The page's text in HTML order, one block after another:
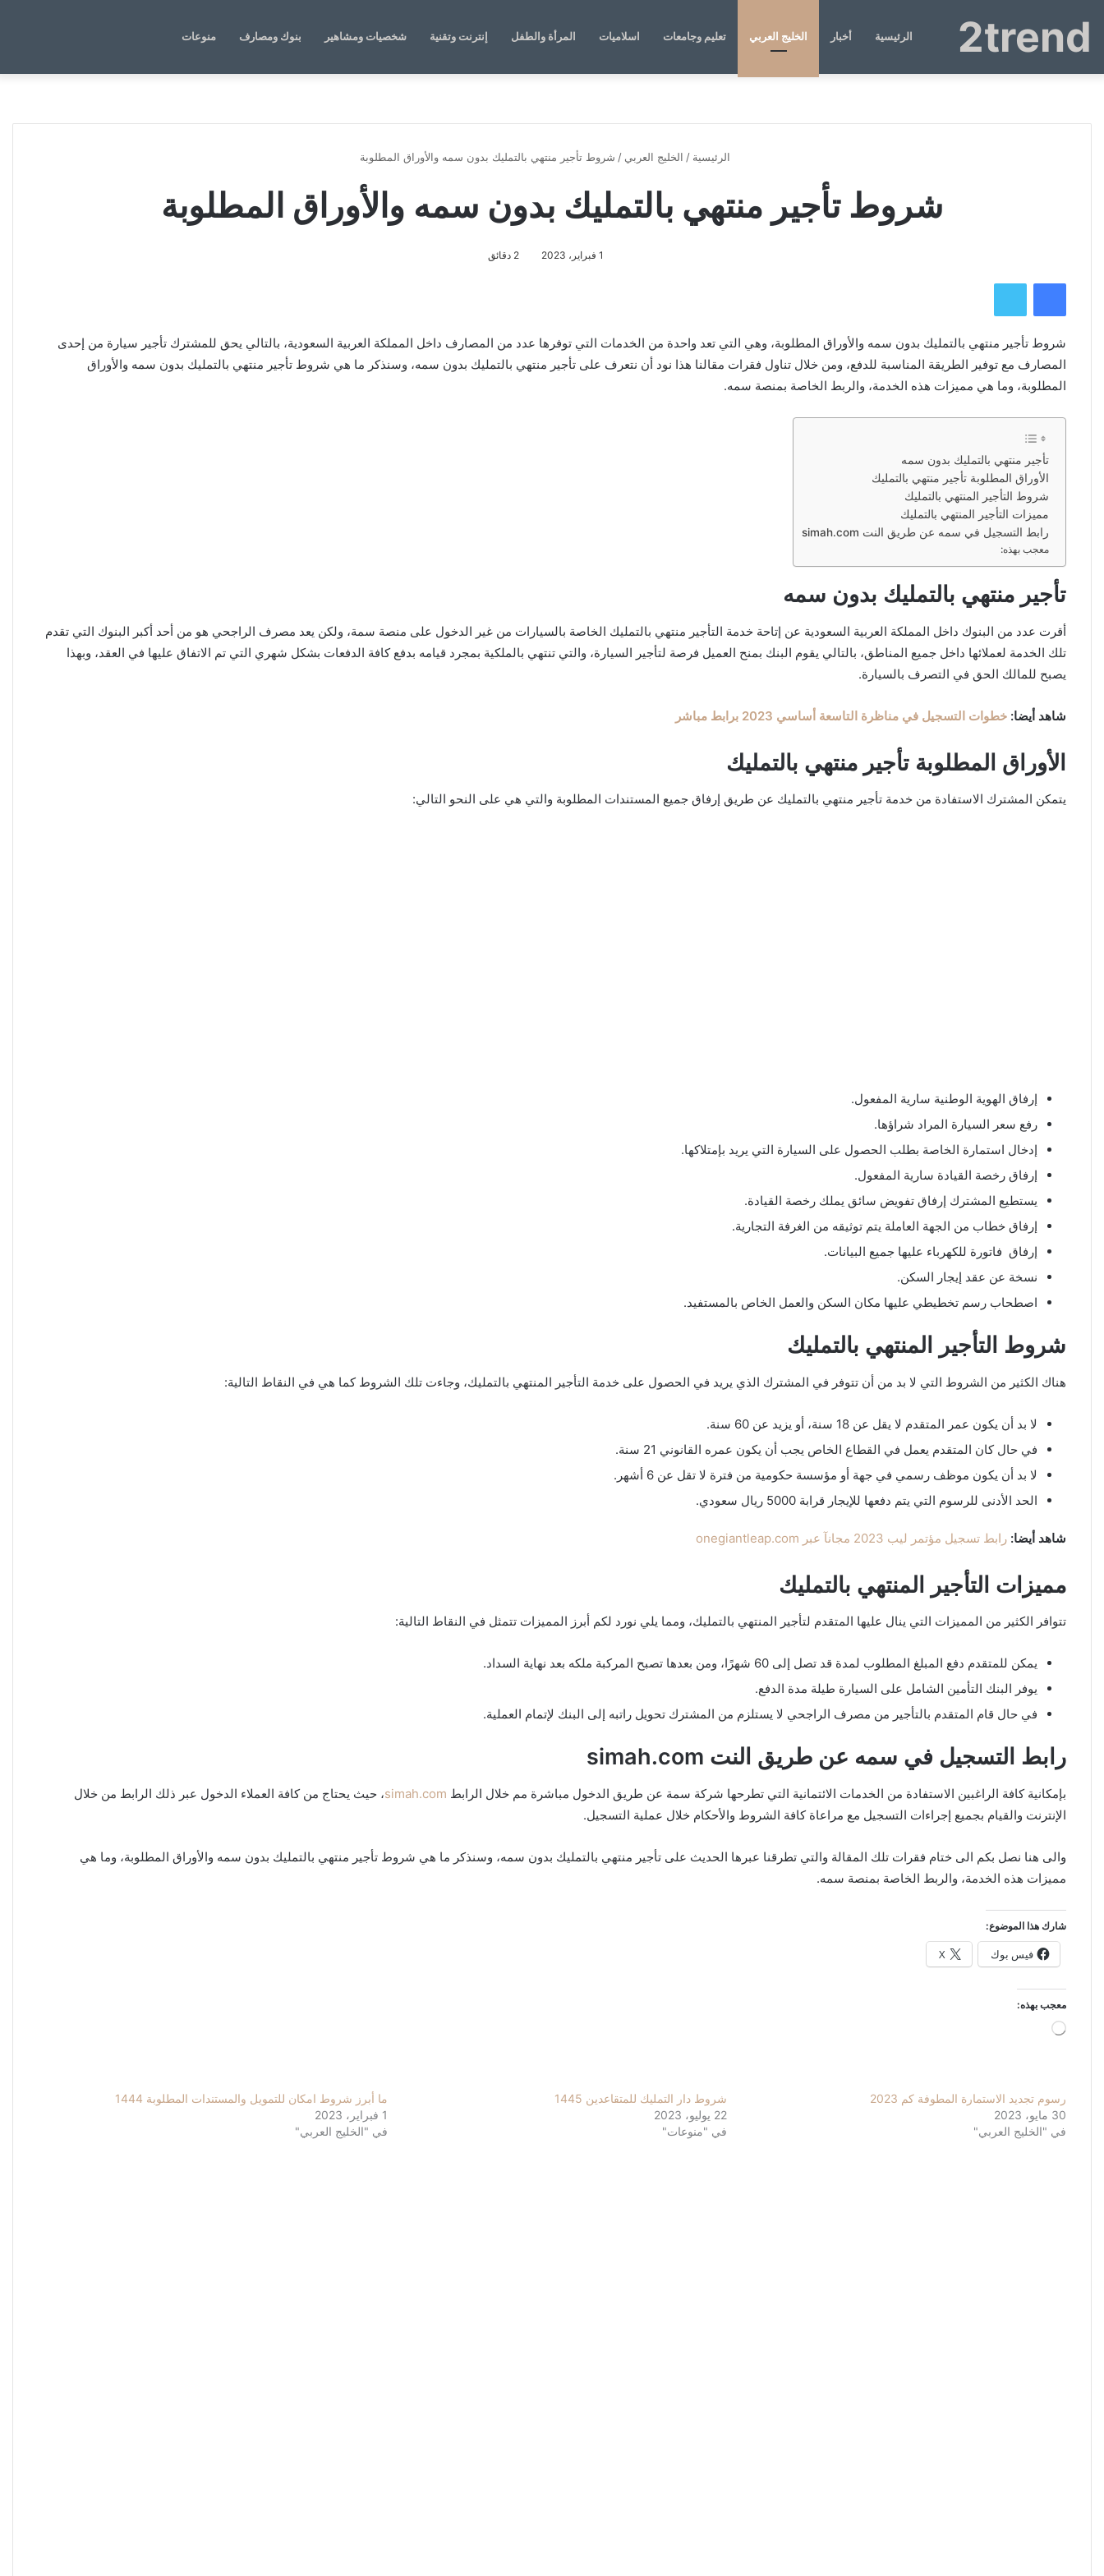
2trend الرئيسية أخبار الخليج العربي تعليم وجامعات اسلاميات المرأة والطفل إنترنت وتقنية شخصيات ومشاهير بنوك ومصارف منوعات
الرئيسية / الخليج العربي / شروط تأجير منتهي بالتمليك بدون سمه والأوراق المطلوبة
شروط تأجير منتهي بالتمليك بدون سمه والأوراق المطلوبة
1 فبراير، 2023
فيسبوك تويتر
شروط تأجير منتهي بالتمليك بدون سمه والأوراق المطلوبة، وهي التي تعد واحدة من الخدمات التي توفرها عدد من المصارف داخل المملكة العربية السعودية، بالتالي يحق للمشترك تأجير سيارة من إحدى
المصارف مع توفير الطريقة المناسبة للدفع، ومن خلال تناول فقرات مقالنا هذا نود أن نتعرف على تأجير منتهي بالتمليك بدون سمه، وسنذكر ما هي شروط تأجير منتهي بالتمليك بدون سمه والأوراق
المطلوبة، وما هي مميزات هذه الخدمة، والربط الخاصة بمنصة سمه.
تأجير منتهي بالتمليك بدون سمه
الأوراق المطلوبة تأجير منتهي بالتمليك
شروط التأجير المنتهي بالتمليك
مميزات التأجير المنتهي بالتمليك
رابط التسجيل في سمه عن طريق النت simah.com
معجب بهذه:
تأجير منتهي بالتمليك بدون سمه
أقرت عدد من البنوك داخل المملكة العربية السعودية عن إتاحة خدمة التأجير منتهي بالتمليك الخاصة بالسيارات من غير الدخول على منصة سمة، ولكن يعد مصرف الراجحي هو من أحد أكبر البنوك التي تقدم
تلك الخدمة لعملائها داخل جميع المناطق، بالتالي يقوم البنك بمنح العميل فرصة لتأجير السيارة، والتي تنتهي بالملكية بمجرد قيامه بدفع كافة الدفعات بشكل شهري التي تم الاتفاق عليها في العقد، وبهذا
يصبح للمالك الحق في التصرف بالسيارة.
شاهد أيضا: خطوات التسجيل في مناظرة التاسعة أساسي 2023 برابط مباشر
الأوراق المطلوبة تأجير منتهي بالتمليك
يتمكن المشترك الاستفادة من خدمة تأجير منتهي بالتمليك عن طريق إرفاق جميع المستندات المطلوبة والتي هي على النحو التالي:
إرفاق الهوية الوطنية سارية المفعول.
رفع سعر السيارة المراد شراؤها.
إدخال استمارة الخاصة بطلب الحصول على السيارة التي يريد بإمتلاكها.
إرفاق رخصة القيادة سارية المفعول.
يستطيع المشترك إرفاق تفويض سائق يملك رخصة القيادة.
إرفاق خطاب من الجهة العاملة يتم توثيقه من الغرفة التجارية.
إرفاق فاتورة للكهرباء عليها جميع البيانات.
نسخة عن عقد إيجار السكن.
اصطحاب رسم تخطيطي عليها مكان السكن والعمل الخاص بالمستفيد.
شروط التأجير المنتهي بالتمليك
هناك الكثير من الشروط التي لا بد من أن تتوفر في المشترك الذي يريد في الحصول على خدمة التأجير المنتهي بالتمليك، وجاءت تلك الشروط كما هي في النقاط التالية:
لا بد أن يكون عمر المتقدم لا يقل عن 18 سنة، أو يزيد عن 60 سنة.
في حال كان المتقدم يعمل في القطاع الخاص يجب أن يكون عمره القانوني 21 سنة.
لا بد أن يكون موظف رسمي في جهة أو مؤسسة حكومية من فترة لا تقل عن 6 أشهر.
الحد الأدنى للرسوم التي يتم دفعها للإيجار قرابة 5000 ريال سعودي.
شاهد أيضا: رابط تسجيل مؤتمر ليب 2023 مجانآ عبر onegiantleap.com
مميزات التأجير المنتهي بالتمليك
تتوافر الكثير من المميزات التي ينال عليها المتقدم لتأجير المنتهي بالتمليك، ومما يلي نورد لكم أبرز المميزات تتمثل في النقاط التالية:
يمكن للمتقدم دفع المبلغ المطلوب لمدة قد تصل إلى 60 شهرًا، ومن بعدها تصبح المركبة ملكه بعد نهاية السداد.
يوفر البنك التأمين الشامل على السيارة طيلة مدة الدفع.
في حال قام المتقدم بالتأجير من مصرف الراجحي لا يستلزم من المشترك تحويل راتبه إلى البنك لإتمام العملية.
رابط التسجيل في سمه عن طريق النت simah.com
بإمكانية كافة الراغبين الاستفادة من الخدمات الائتمانية التي تطرحها شركة سمة عن طريق الدخول مباشرة مم خلال الرابط
، حيث يحتاج من كافة العملاء الدخول عبر ذلك الرابط من خلال
الإنترنت والقيام بجميع إجراءات التسجيل مع مراعاة كافة الشروط والأحكام خلال عملية التسجيل.
والى هنا نصل بكم الى ختام فقرات تلك المقالة والتي تطرقنا عبرها الحديث على تأجير منتهي بالتمليك بدون سمه، وسنذكر ما هي شروط تأجير منتهي بالتمليك بدون سمه والأوراق المطلوبة، وما هي
مميزات هذه الخدمة، والربط الخاصة بمنصة سمه.
شارك هذا الموضوع:
فيس بوك X
معجب بهذه:
جاري
رسوم تجديد الاستمارة المطوفة كم 2023
30 مايو، 2023
في "الخليج العربي"
شروط دار التمليك للمتقاعدين 1445
22 يوليو، 2023
في "منوعات"
ما أبرز شروط امكان للتمويل والمستندات المطلوبة 1444
1 فبراير، 2023
في "الخليج العربي"